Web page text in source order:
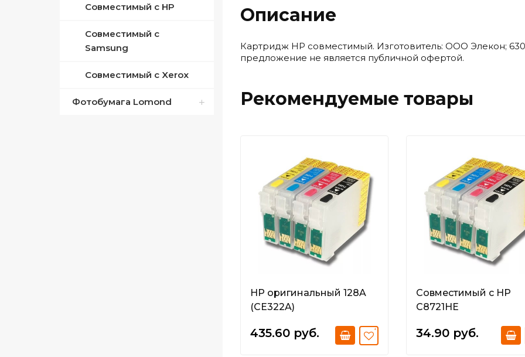
Совместимый с HP
Совместимый с
Samsung
Совместимый с Xerox
Фотобумага Lomond
Описание
Картридж HP совместимый. Изготовитель: ООО Элекон;
предложение не является публичной офертой.
Рекомендуемые товары
HP оригинальный 128A
(CE322A)
435.60 руб.
Совместимый с HP
C8721HE
34.90 руб.